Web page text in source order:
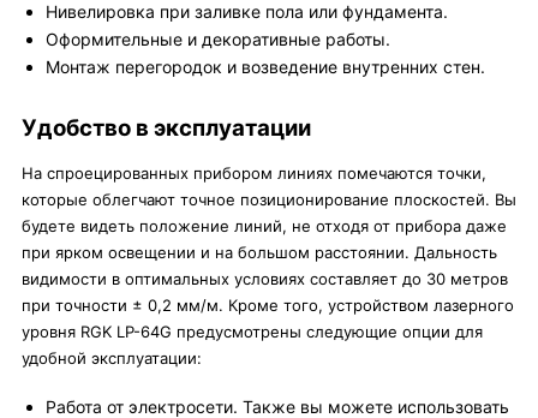
Нивелировка при заливке пола или фундамента.
Оформительные и декоративные работы.
Монтаж перегородок и возведение внутренних стен.
Удобство в эксплуатации
На спроецированных прибором линиях помечаются точки,
которые облегчают точное позиционирование плоскостей. Вы
будете видеть положение линий, не отходя от прибора даже
при ярком освещении и на большом расстоянии. Дальность
видимости в оптимальных условиях составляет до 30 метров
при точности ± 0,2 мм/м. Кроме того, устройством лазерного
уровня RGK LP-64G предусмотрены следующие опции для
удобной эксплуатации:
Работа от электросети. Также вы можете использовать